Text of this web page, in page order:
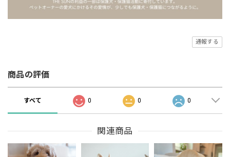
通報する
商品の評価
すべて 0 0 0
関連商品